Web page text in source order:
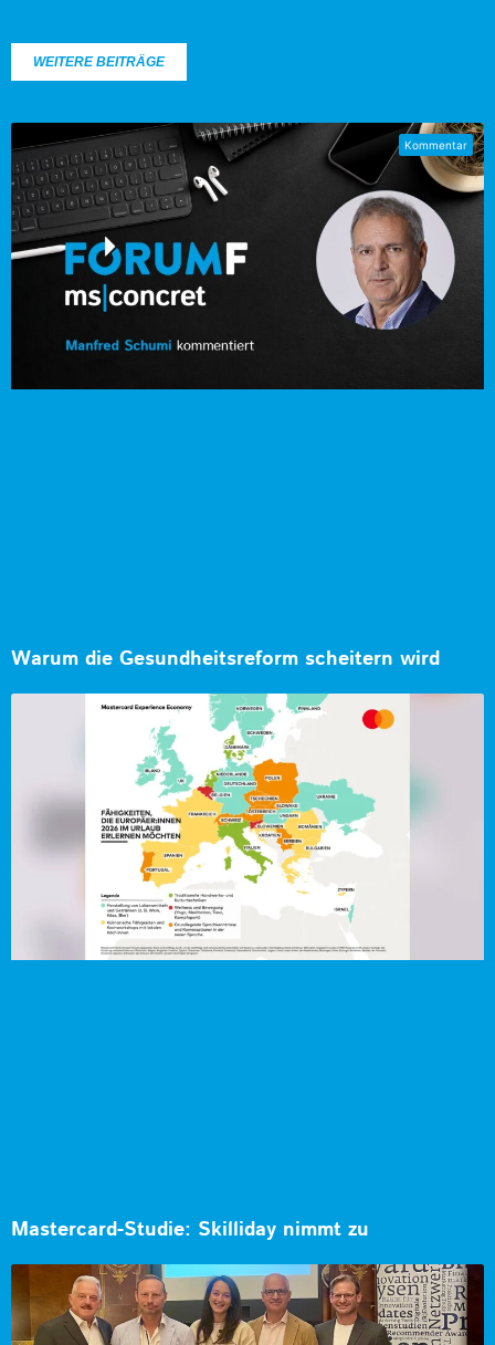
WEITERE BEITRÄGE
Warum die Gesundheitsreform scheitern wird
Mastercard-Studie: Skilliday nimmt zu